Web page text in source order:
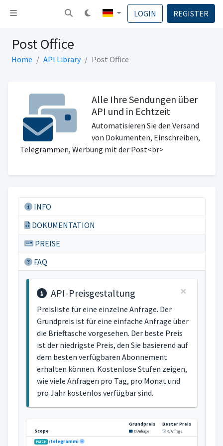
Navigation umschalten LOGIN REGISTER
Post Office
Home API Library Post Office
Alle Ihre Sendungen über
API und in Echtzeit
Automatisieren Sie den Versand
von Dokumenten, Einschreiben,
Telegrammen, Werbung mit der Post<br>
INFO
DOKUMENTATION
PREISE
FAQ
×
API-Preisgestaltung
Preisliste für eine einzelne Anfrage. Der
Grundpreis ist für eine einfache Anfrage über
die Brieftasche vorgesehen. Der beste Preis
ist der niedrigste Preis, den Sie basierend auf
dem besten verfügbaren Abonnement
erhalten können. Kostenlose Stufen zeigen,
wie viele Anfragen pro Tag, pro Monat und
pro Jahr kostenlos verfügbar sind.